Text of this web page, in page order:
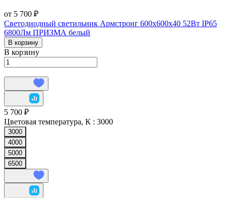
от 5 700 ₽
Светодиодный светильник Армстронг 600х600х40 52Вт IP65
6800Лм ПРИЗМА белый
В корзину
В корзину
5 700 ₽
Цветовая температура, К : 3000
3000
4000
5000
6500